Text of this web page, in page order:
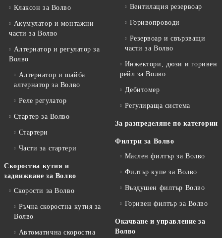
Клаксон за Волво
Акумулатор и монтажни
части за Волво
Алтернатор и регулатор за
Волво
Алтернатор и шайба
алтернатор за Волво
Реле регулатор
Стартер за Волво
Стартери
Части за стартери
Скоростна кутия и
задвижване за Волво
Скорости за Волво
Ръчна скоростна кутия за
Волво
Автоматична скоростна
Вентилация резервоар
Горивопроводи
Резервоар и свързващи
части за Волво
Инжектори, дюзи и горивен
рейл за Волво
Дебитомер
Регулираща система
За разпределяне по категории
Филтри за Волво
Маслен филтър за Волво
Филтър купе за Волво
Въздушен филтър Волво
Горивен филтър за Волво
Окачване и управление за
Волво